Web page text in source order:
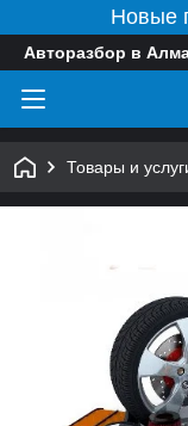
Новые
Авторазбор в
Товары и